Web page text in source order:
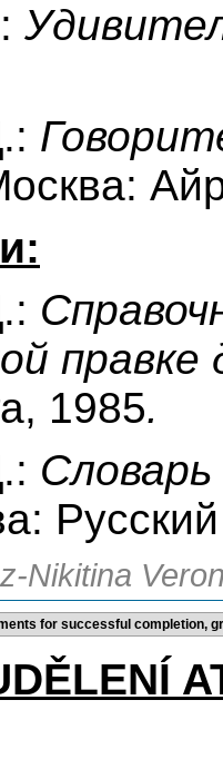
правке
1985.
Nikitina
for successful completion,